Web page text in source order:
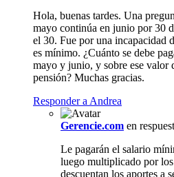
Hola, buenas tardes. Una
mayo continúa en junio por 30
el 30. Fue por una incapacidad
es mínimo. ¿Cuánto se debe
mayo y junio, y sobre ese valor
pensión? Muchas gracias.
Responder a Andrea
Gerencie.com en
Le pagarán el salario
luego multiplicado por
descuentan los aportes a